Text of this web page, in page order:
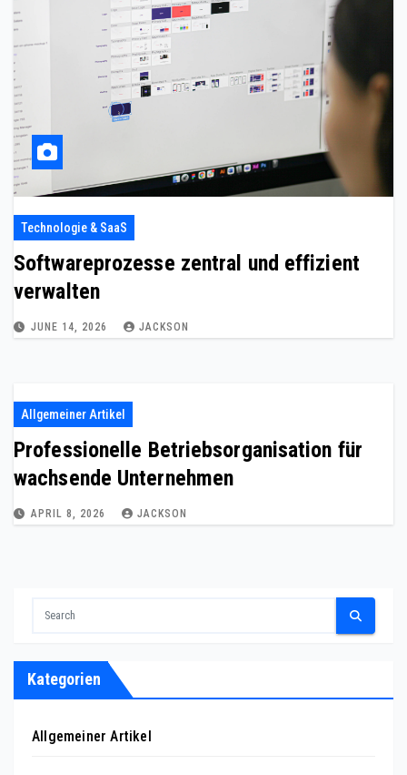
Technologie & SaaS
Softwareprozesse zentral und effizient
verwalten
JUNE 14, 2026 JACKSON
Allgemeiner Artikel
Professionelle Betriebsorganisation für
wachsende Unternehmen
APRIL 8, 2026 JACKSON
Kategorien
Allgemeiner Artikel